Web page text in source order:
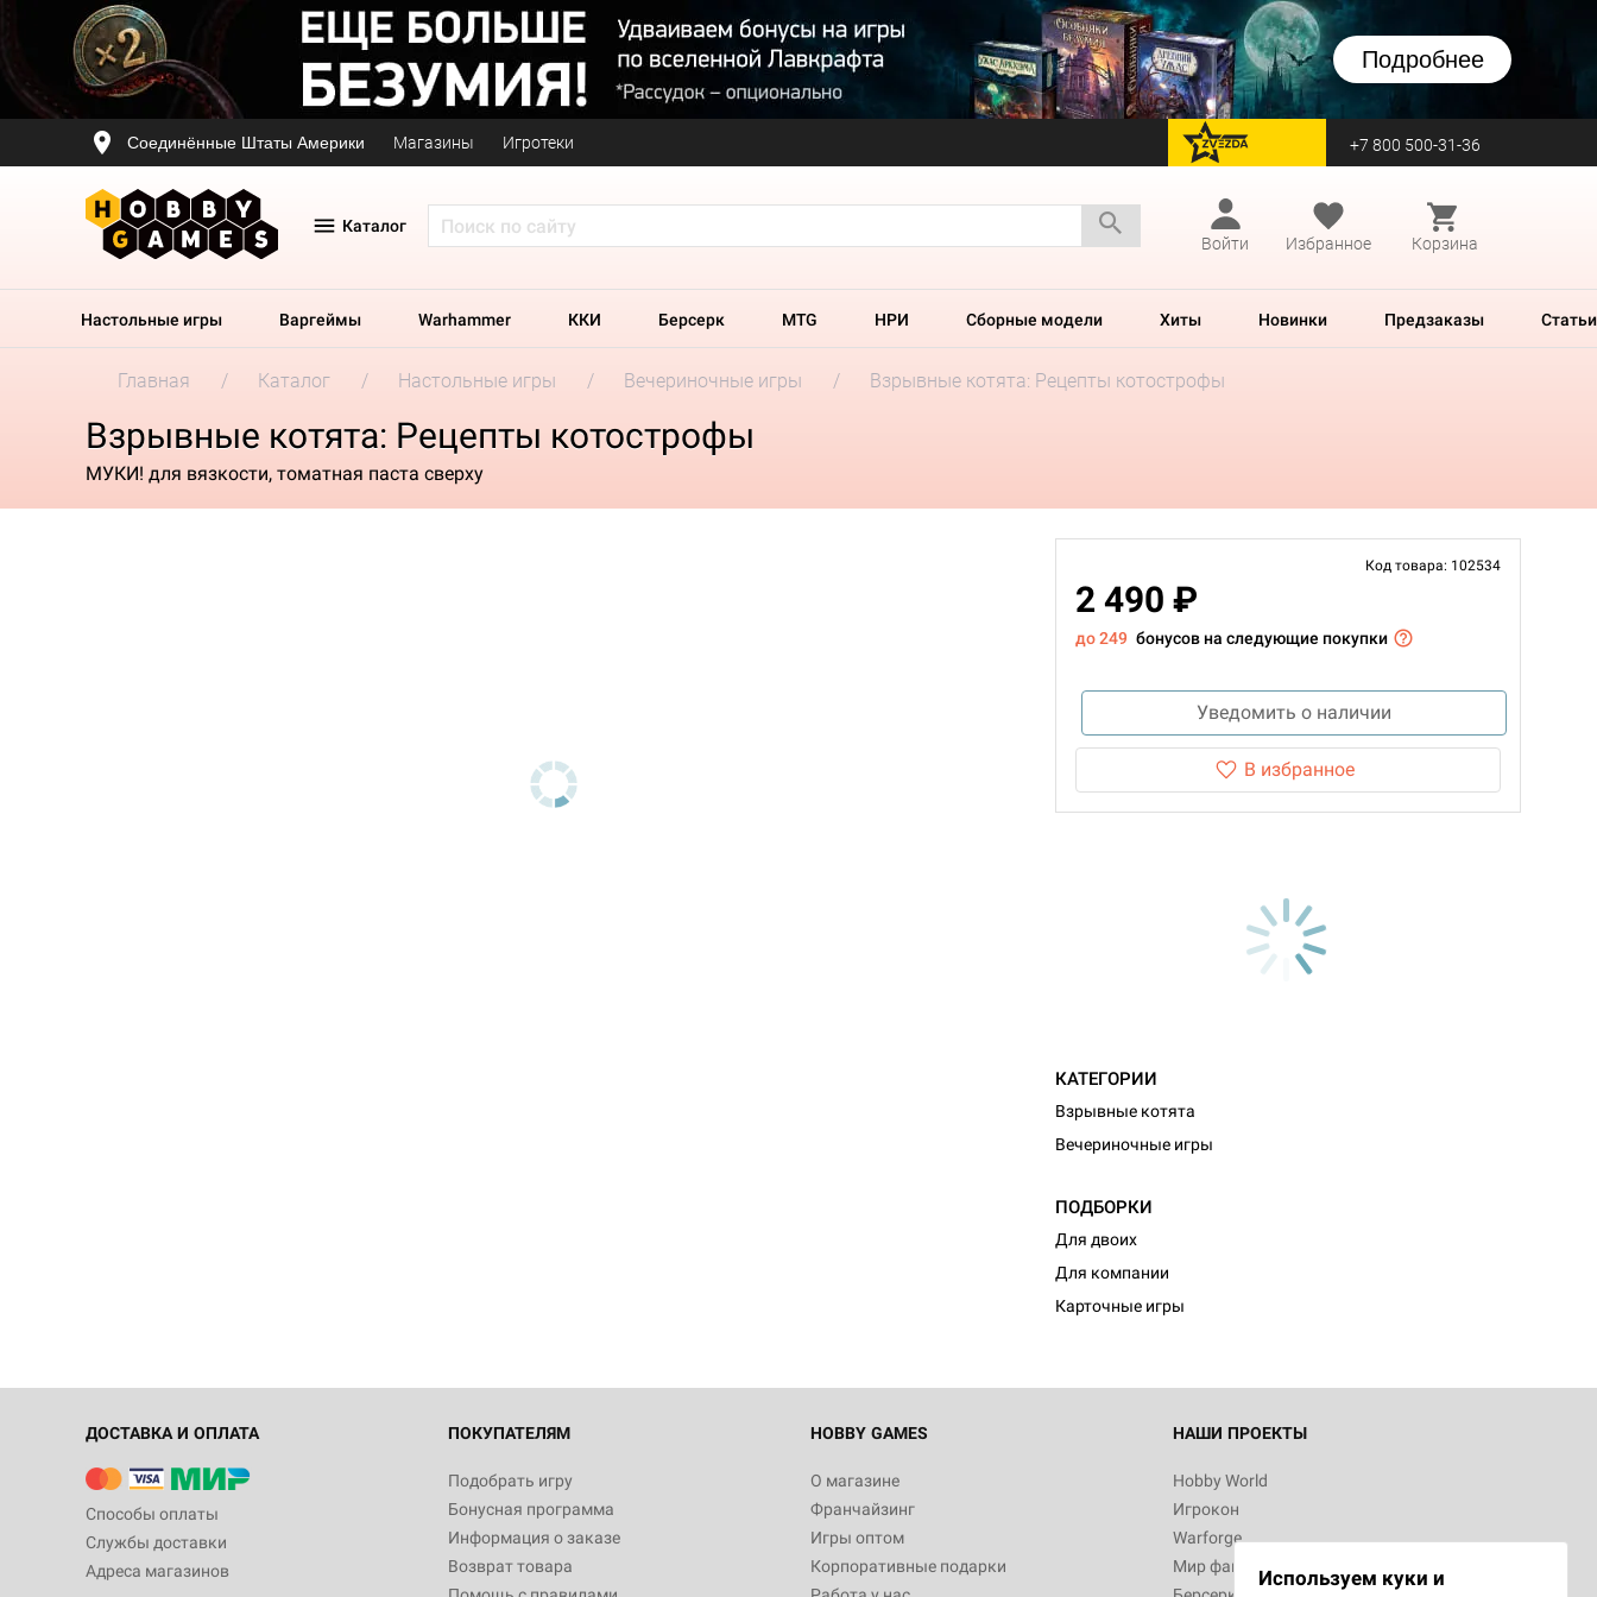
Подробнее
Соединённые Штаты Америки Магазины Игротеки перейти на Zvezda +7 800 500-31-36
Каталог
Войти
Избранное Корзина
Настольные игры Варгеймы Warhammer ККИ Берсерк MTG НРИ Сборные модели Хиты Новинки Предзаказы Статьи
Главная Каталог Настольные игры Вечериночные игры Взрывные котята: Рецепты котострофы
Взрывные котята: Рецепты котострофы
МУКИ! для вязкости, томатная паста сверху
Код товара: 102534
2 490 ₽
до 249 бонусов на следующие покупки
Уведомить о наличии
В избранное
КАТЕГОРИИ
Взрывные котята
Вечериночные игры
ПОДБОРКИ
Для двоих
Для компании
Карточные игры
ДОСТАВКА И ОПЛАТА
Способы оплаты
Службы доставки
Адреса магазинов
ПОКУПАТЕЛЯМ
Подобрать игру
Бонусная программа
Информация о заказе
Возврат товара
HOBBY GAMES
О магазине
Франчайзинг
Игры оптом
Корпоративные подарки
НАШИ ПРОЕКТЫ
Hobby World
Игрокон
Warforge
Мир фантастикиИспользуем куки и